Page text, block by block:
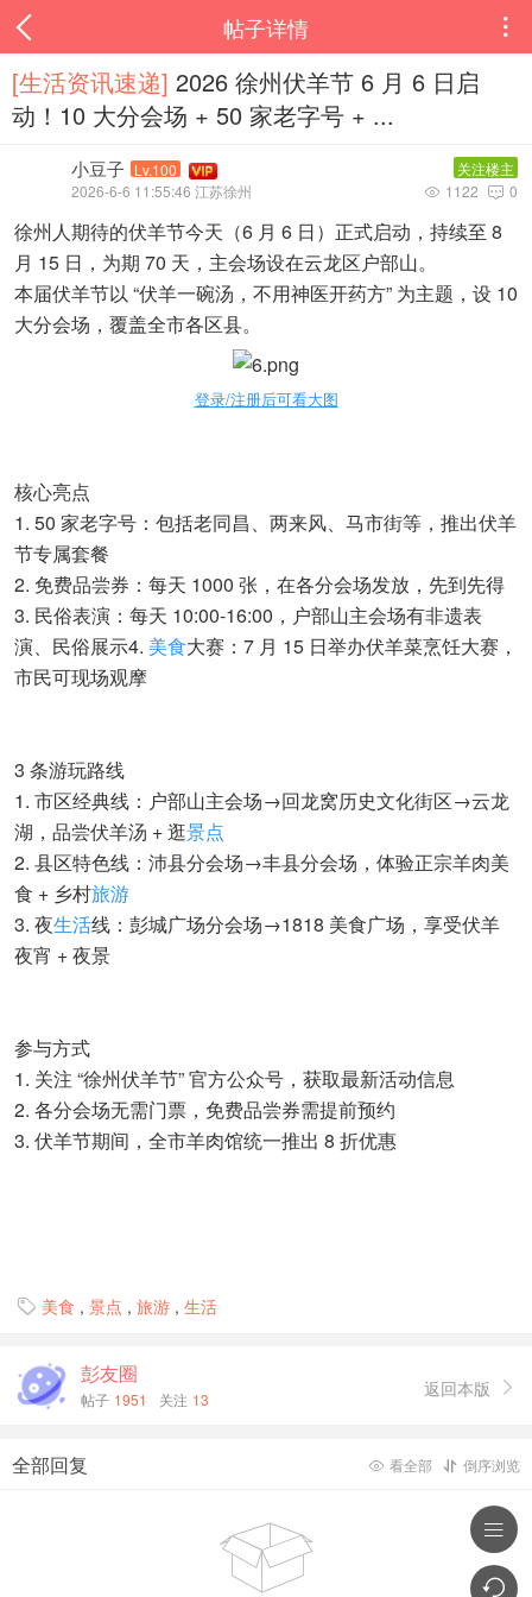
帖子详情 
[生活资讯速递‌] 2026 徐州伏羊节 6 月 6 日启
动！10 大分会场 + 50 家老字号 + ...
小豆子 Lv.100
关注楼主
2026-6-6 11:55:46 江苏徐州
 0
 1122
徐州人期待的伏羊节今天（6 月 6 日）正式启动，持续至 8
月 15 日，为期 70 天，主会场设在云龙区户部山。
本届伏羊节以 “伏羊一碗汤，不用神医开药方” 为主题，设 10
大分会场，覆盖全市各区县。
登录/注册后可看大图
核心亮点
1. 50 家老字号：包括老同昌、两来风、马市街等，推出伏羊
节专属套餐
2. 免费品尝券：每天 1000 张，在各分会场发放，先到先得
3. 民俗表演：每天 10:00-16:00，户部山主会场有非遗表
演、民俗展示4. 美食大赛：7 月 15 日举办伏羊菜烹饪大赛，
市民可现场观摩
3 条游玩路线
1. 市区经典线：户部山主会场→回龙窝历史文化街区→云龙
湖，品尝伏羊汤 + 逛景点
2. 县区特色线：沛县分会场→丰县分会场，体验正宗羊肉美
食 + 乡村旅游
3. 夜生活线：彭城广场分会场→1818 美食广场，享受伏羊
夜宵 + 夜景
参与方式
1. 关注 “徐州伏羊节” 官方公众号，获取最新活动信息
2. 各分会场无需门票，免费品尝券需提前预约
3. 伏羊节期间，全市羊肉馆统一推出 8 折优惠
 美食 , 景点 , 旅游 , 生活
彭友圈
帖子 1951 关注 13 返回本版 
 倒序浏览
 看全部
全部回复
 
